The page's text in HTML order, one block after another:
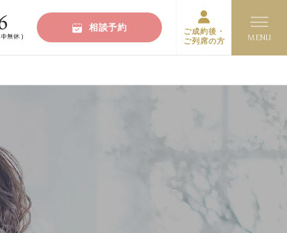
相談予約
ご成約後・
ご列席の方